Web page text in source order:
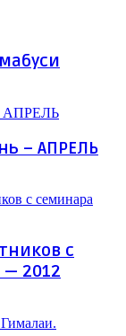
– АПРЕЛЬ
с
2012